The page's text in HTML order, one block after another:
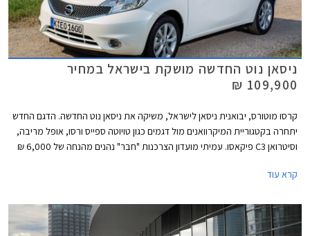
ניסאן נוט החדשה מושקת בישראל במחיר
109,900 ₪
קרסו מוטורס, יבואנית ניסאן לישראל, משיקה את ניסאן נוט החדשה. הדגם החדש
יתחרה בקטגוריית המיקרוואנים מול דגמים כגון טויוטה ספייס ורסו, אופל מריבה,
וסיטרואן C3 פיקאסו. עמיתי מועדון הצרכנות "חבר" נהנים מהנחה של 6,000 ₪
הכוללת קודן, מרימי שמשות וחיישני נסיעה לאחור.
קרא עוד